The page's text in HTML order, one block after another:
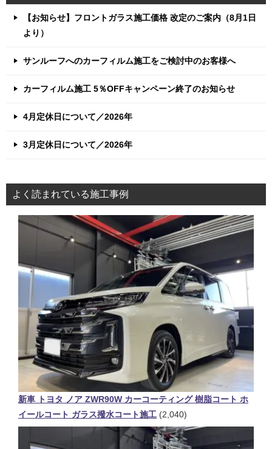
【お知らせ】フロントガラス施工価格 改定のご案内（8月1日
より）
サンルーフへのカーフィルム施工をご検討中のお客様へ
カーフィルム施工 5％OFFキャンペーン終了のお知らせ
4月定休日について／2026年
3月定休日について／2026年
よく読まれている施工事例
新車 トヨタ ノア ZWR90W カーコーティング 樹脂コート ホ
イールコート ガラス撥水コート施工 (2,040)